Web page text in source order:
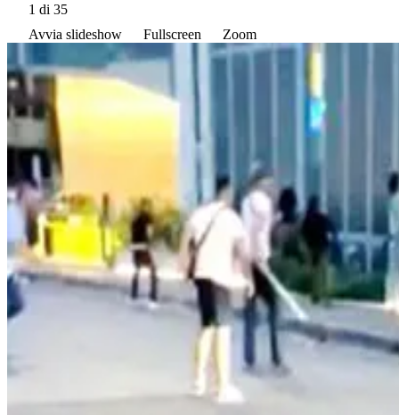
1 di 35
Avvia slideshow
Fullscreen Zoom